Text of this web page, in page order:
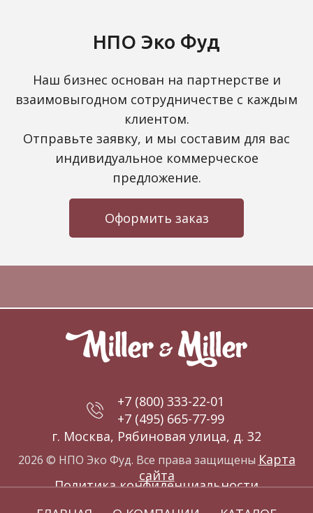
НПО Эко Фуд
Наш бизнес основан на партнерстве и
взаимовыгодном сотрудничестве с каждым
клиентом.
Отправьте заявку, и мы составим для вас
индивидуальное коммерческое
предложение.
Оформить заказ
+7 (800) 333-22-01
+7 (495) 665-77-99
г. Москва, Рябиновая улица, д. 32
Политика конфиденциальности
2026 © НПО Эко Фуд. Все права защищены Карта
сайта